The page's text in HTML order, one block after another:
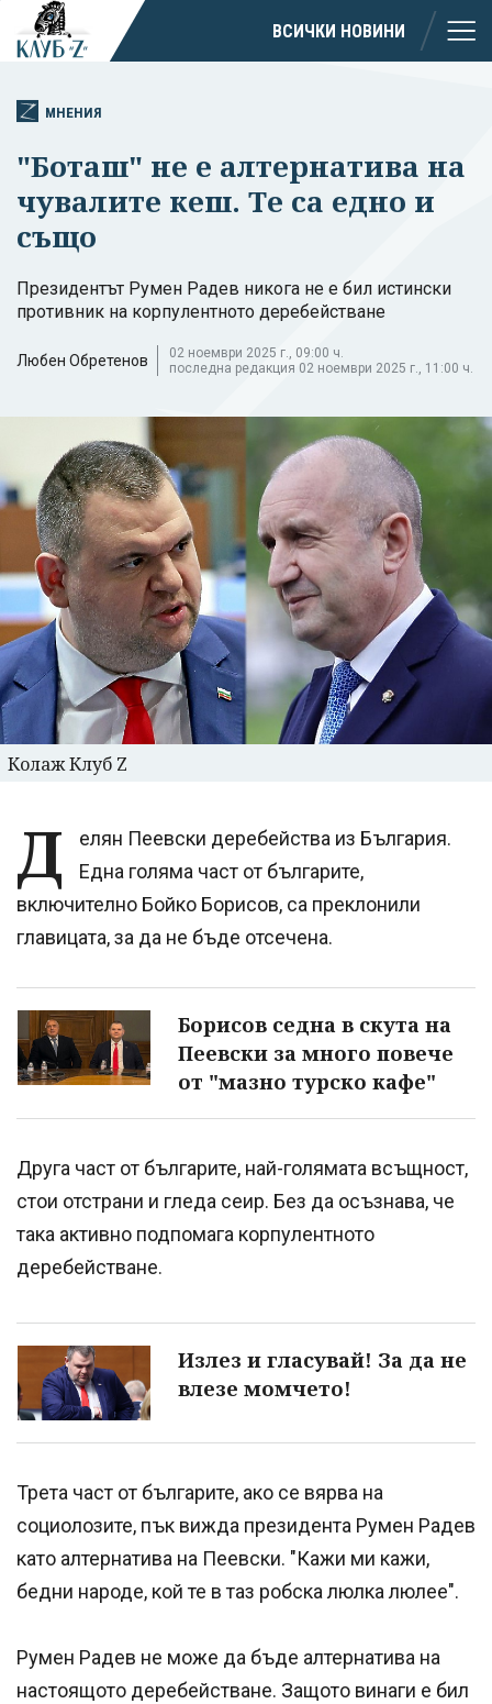
ВСИЧКИ НОВИНИ
МНЕНИЯ
"Боташ" не е алтернатива на
чувалите кеш. Те са едно и
също
Президентът Румен Радев никога не е бил истински
противник на корпулентното деребействане
Любен Обретенов
02 ноември 2025 г., 09:00 ч.
последна редакция 02 ноември 2025 г., 11:00 ч.
Колаж Клуб Z
Д
елян Пеевски деребейства из България.
Една голяма част от българите,
включително Бойко Борисов, са преклонили
главицата, за да не бъде отсечена.
Борисов седна в скута на
Пеевски за много повече
от "мазно турско кафе"
Друга част от българите, най-голямата всъщност,
стои отстрани и гледа сеир. Без да осъзнава, че
така активно подпомага корпулентното
деребействане.
Излез и гласувай! За да не
влезе момчето!
Трета част от българите, ако се вярва на
социолозите, пък вижда президента Румен Радев
като алтернатива на Пеевски. "Кажи ми кажи,
бедни народе, кой те в таз робска люлка люлее".
Румен Радев не може да бъде алтернатива на
настоящото деребействане. Защото винаги е бил